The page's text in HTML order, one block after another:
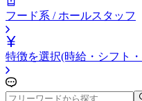
フード系 / ホールスタッフ
特徴を選択(時給・シフト